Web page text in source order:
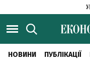
НОВИНИ ПУБЛІКАЦІЇ